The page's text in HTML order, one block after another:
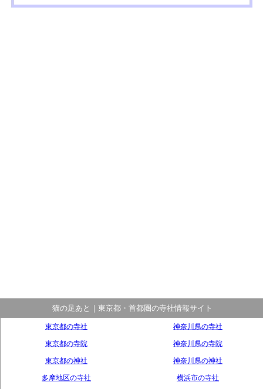
猫の足あと｜東京都・首都圏の寺社情報サイト
東京都の寺社
東京都の寺院
東京都の神社
多摩地区の寺社
神奈川県の寺社
神奈川県の寺院
神奈川県の神社
横浜市の寺社